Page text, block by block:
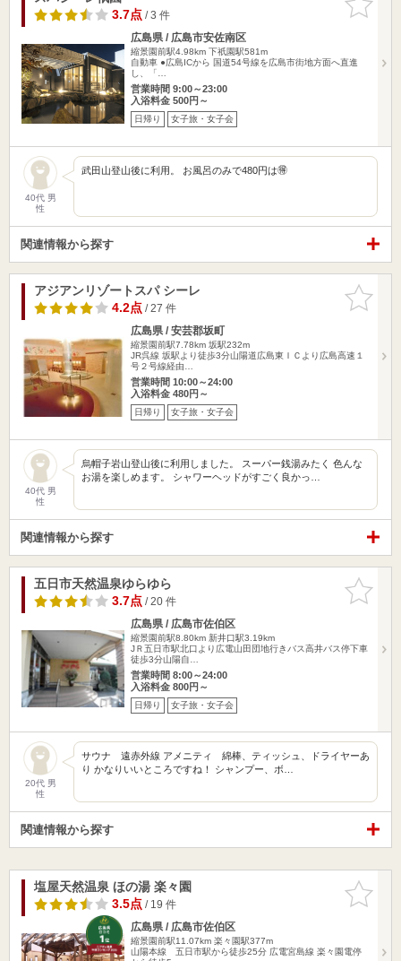
りに追加
3.7点/ 3 件
広島県 / 広島市安佐南区
縮景園前駅4.98km 下祇園駅581m
自動車 ●広島ICから 国道54号線を広島市街地方面へ直進
し、「…
営業時間 9:00～23:00
入浴料金 500円～
日帰り 女子旅・女子会
40代 男
性
武田山登山後に利用。 お風呂のみで480円は🉐
関連情報から探す
お気に入
りに追加
アジアンリゾートスパ シーレ
4.2点/ 27 件
広島県 / 安芸郡坂町
縮景園前駅7.78km 坂駅232m
JR呉線 坂駅より徒歩3分山陽道広島東ＩＣより広島高速１
号２号線経由…
営業時間 10:00～24:00
入浴料金 480円～
日帰り 女子旅・女子会
40代 男
性
烏帽子岩山登山後に利用しました。 スーパー銭湯みたく 色んな
お湯を楽しめます。 シャワーヘッドがすごく良かっ…
関連情報から探す
お気に入
りに追加
五日市天然温泉ゆらゆら
3.7点/ 20 件
広島県 / 広島市佐伯区
縮景園前駅8.80km 新井口駅3.19km
JＲ五日市駅北口より広電山田団地行きバス高井バス停下車
徒歩3分山陽自…
営業時間 8:00～24:00
入浴料金 800円～
日帰り 女子旅・女子会
20代 男
性
サウナ 遠赤外線 アメニティ 綿棒、ティッシュ、ドライヤーあ
り かなりいいところですね！ シャンプー、ボ…
関連情報から探す
お気に入
りに追加
塩屋天然温泉 ほの湯 楽々園
3.5点/ 19 件
広島県 / 広島市佐伯区
縮景園前駅11.07km 楽々園駅377m
山陽本線 五日市駅から徒歩25分 広電宮島線 楽々園電停